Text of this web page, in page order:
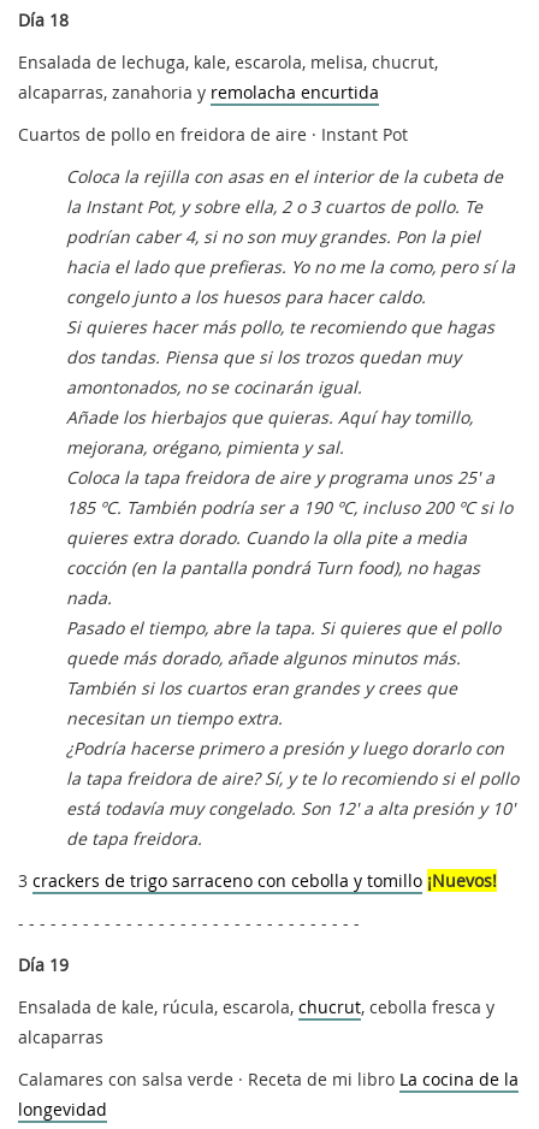
Día 18
Ensalada de lechuga, kale, escarola, melisa, chucrut,
alcaparras, zanahoria y remolacha encurtida
Cuartos de pollo en freidora de aire · Instant Pot
Coloca la rejilla con asas en el interior de la cubeta de
la Instant Pot, y sobre ella, 2 o 3 cuartos de pollo. Te
podrían caber 4, si no son muy grandes. Pon la piel
hacia el lado que prefieras. Yo no me la como, pero sí la
congelo junto a los huesos para hacer caldo.
Si quieres hacer más pollo, te recomiendo que hagas
dos tandas. Piensa que si los trozos quedan muy
amontonados, no se cocinarán igual.
Añade los hierbajos que quieras. Aquí hay tomillo,
mejorana, orégano, pimienta y sal.
Coloca la tapa freidora de aire y programa unos 25' a
185 ºC. También podría ser a 190 ºC, incluso 200 ºC si lo
quieres extra dorado. Cuando la olla pite a media
cocción (en la pantalla pondrá Turn food), no hagas
nada.
Pasado el tiempo, abre la tapa. Si quieres que el pollo
quede más dorado, añade algunos minutos más.
También si los cuartos eran grandes y crees que
necesitan un tiempo extra.
¿Podría hacerse primero a presión y luego dorarlo con
la tapa freidora de aire? Sí, y te lo recomiendo si el pollo
está todavía muy congelado. Son 12' a alta presión y 10'
de tapa freidora.
3 crackers de trigo sarraceno con cebolla y tomillo ¡Nuevos!
- - - - - - - - - - - - - - - - - - - - - - - - - - - - - - - -
Día 19
Ensalada de kale, rúcula, escarola, chucrut, cebolla fresca y
alcaparras
Calamares con salsa verde · Receta de mi libro La cocina de la
longevidad